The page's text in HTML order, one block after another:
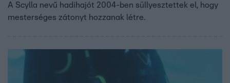
A Scylla nevű hadihajót 2004-ben süllyesztettek el, hogy
mesterséges zátonyt hozzanak létre.